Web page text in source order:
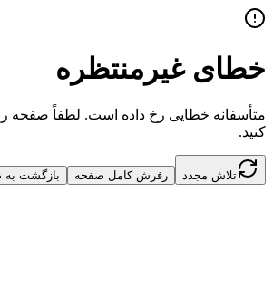
خطای غیرمنتظره
متأسفانه خطایی رخ داده است. لطفاً صفحه را
کنید.
تلاش مجدد رفرش کامل صفحه بازگشت